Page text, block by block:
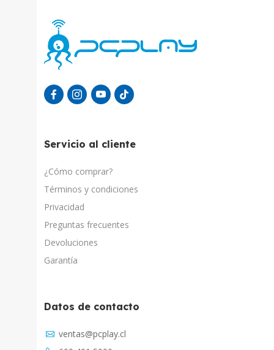
Servicio al cliente
¿Cómo comprar?
Términos y condiciones
Privacidad
Preguntas frecuentes
Devoluciones
Garantía
Datos de contacto
ventas@pcplay.cl
Chat con IA